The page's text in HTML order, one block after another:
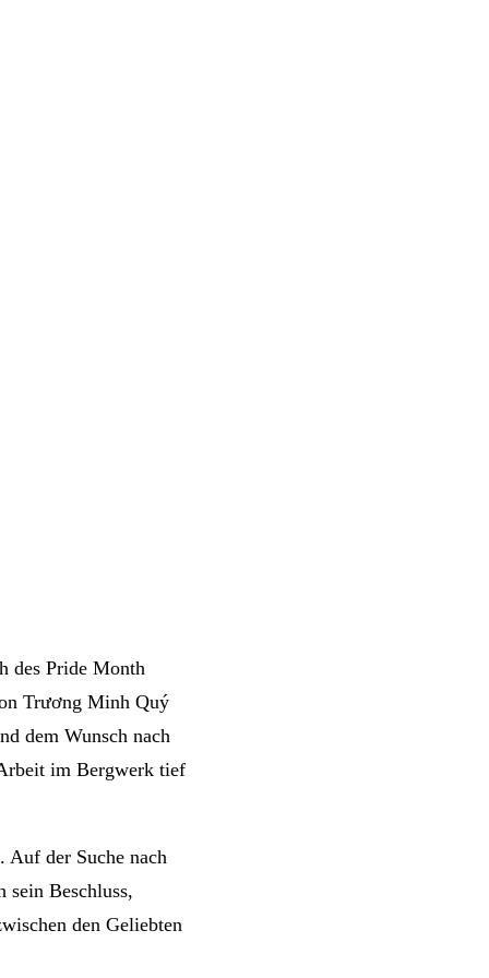
des Pride Month
Trương Minh Quý
dem Wunsch nach
im Bergwerk tief
Auf der Suche nach
Beschluss,
den Geliebten